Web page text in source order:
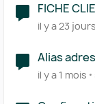
FICHE
il y a 23 jours
Alias
il y a 1 mois